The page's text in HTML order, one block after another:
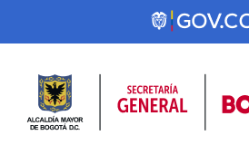
Pasar al contenido principal